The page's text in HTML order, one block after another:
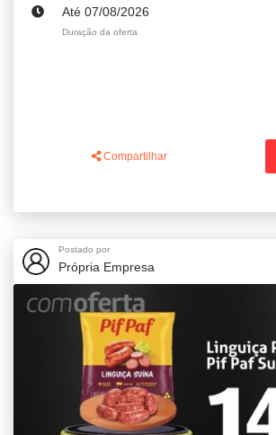
Até 07/08/2026
Duração da oferta
Compartilhar
Postado por
Própria Empresa